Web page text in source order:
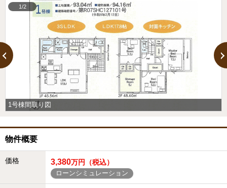
1号棟間取り図
1/2
物件概要
価格 3,380万円（税込）
ローンシミュレーション